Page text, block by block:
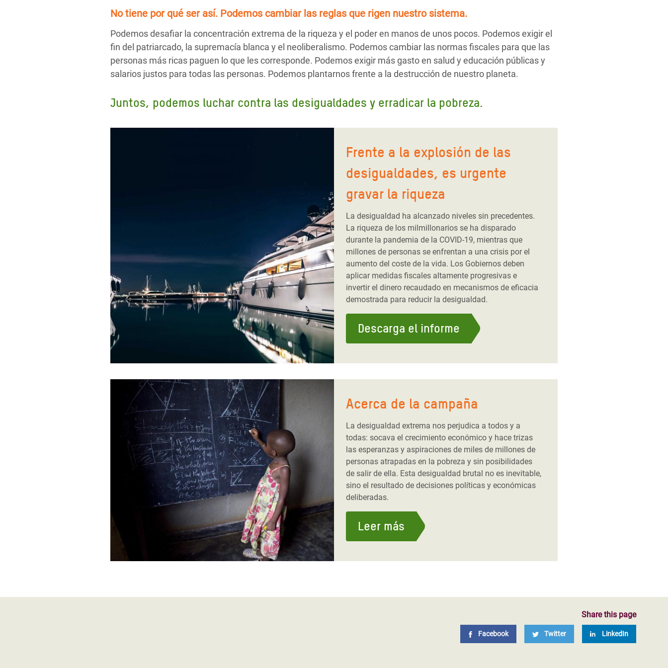
No tiene por qué ser así. Podemos cambiar las reglasque rigen nuestro sistema.
Podemos desafiar la concentración extrema de la riqueza y el poder en manos de unos pocos. Podemos exigir el
fin del patriarcado, la supremacía blanca y el neoliberalismo. Podemos cambiar las normas fiscales para que las
personas más ricas paguen lo que les corresponde. Podemos exigir más gasto en salud y educación públicas y
salarios justos para todas las personas. Podemos plantarnos frente a la destrucción de nuestro planeta.
Juntos, podemos luchar contra las desigualdades y erradicar la pobreza.
Frente a la explosión de las
desigualdades, es urgente
gravar la riqueza
La desigualdad ha alcanzado niveles sin precedentes.
La riqueza de los milmillonarios se ha disparado
durante la pandemia de la COVID-19, mientras que
millones de personas se enfrentan a una crisis por el
aumento del coste de la vida. Los Gobiernos deben
aplicar medidas fiscales altamente progresivas e
invertir el dinero recaudado en mecanismos de eficacia
demostrada para reducir la desigualdad.
Descarga el informe
Acerca de la campaña
La desigualdad extrema nos perjudica a todos y a
todas: socava el crecimiento económico y hace trizas
las esperanzas y aspiraciones de miles de millones de
personas atrapadas en la pobreza y sin posibilidades
de salir de ella. Esta desigualdad brutal no es inevitable,
sino el resultado de decisiones políticas y económicas
deliberadas.
Leer más
Share this page
Facebook Twitter LinkedIn